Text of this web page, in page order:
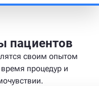
пациентов
своим опытом
процедур и